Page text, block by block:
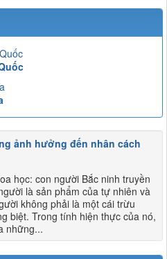
ảnh hưởng đến nhân cách
học: con người Bắc ninh truyền
là sản phẩm của tự nhiên và
không phải là một cái trừu
biệt. Trong tính hiện thực của nó,
những...